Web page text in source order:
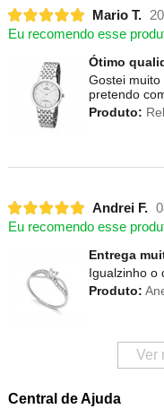
Mario T.
Eu recomendo esse
Ótimo
Gostei
pretendo
Produto:
Andrei F.
Eu recomendo esse
Entrega
Igualzinho o
Produto:
Ver
Central de Ajuda